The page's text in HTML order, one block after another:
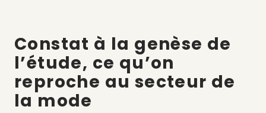
Constat à la genèse de
l’étude, ce qu’on
reproche au secteur de
la mode